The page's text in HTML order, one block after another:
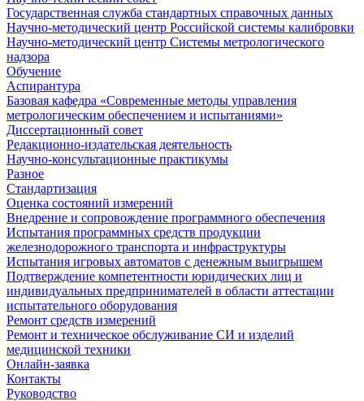
Государственная служба стандартных справочных данных
Научно-методический центр Российской системы калибровки
Научно-методический центр Системы метрологического
надзора
Обучение
Аспирантура
Базовая кафедра «Современные методы управления
метрологическим обеспечением и испытаниями»
Диссертационный совет
Редакционно-издательская деятельность
Научно-консультационные практикумы
Разное
Стандартизация
Оценка состояний измерений
Внедрение и сопровождение программного обеспечения
Испытания программных средств продукции
железнодорожного транспорта и инфраструктуры
Испытания игровых автоматов с денежным выигрышем
Подтверждение компетентности юридических лиц и
индивидуальных предпринимателей в области аттестации
испытательного оборудования
Ремонт средств измерений
Ремонт и техническое обслуживание СИ и изделий
медицинской техники
Онлайн-заявка
Контакты
Руководство